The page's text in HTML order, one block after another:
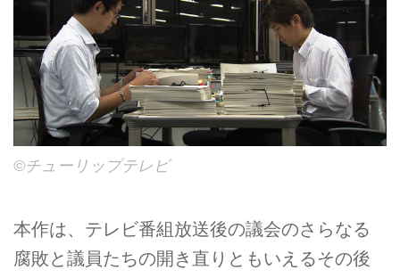
©チューリップテレビ
本作は、テレビ番組放送後の議会のさらなる
腐敗と議員たちの開き直りともいえるその後